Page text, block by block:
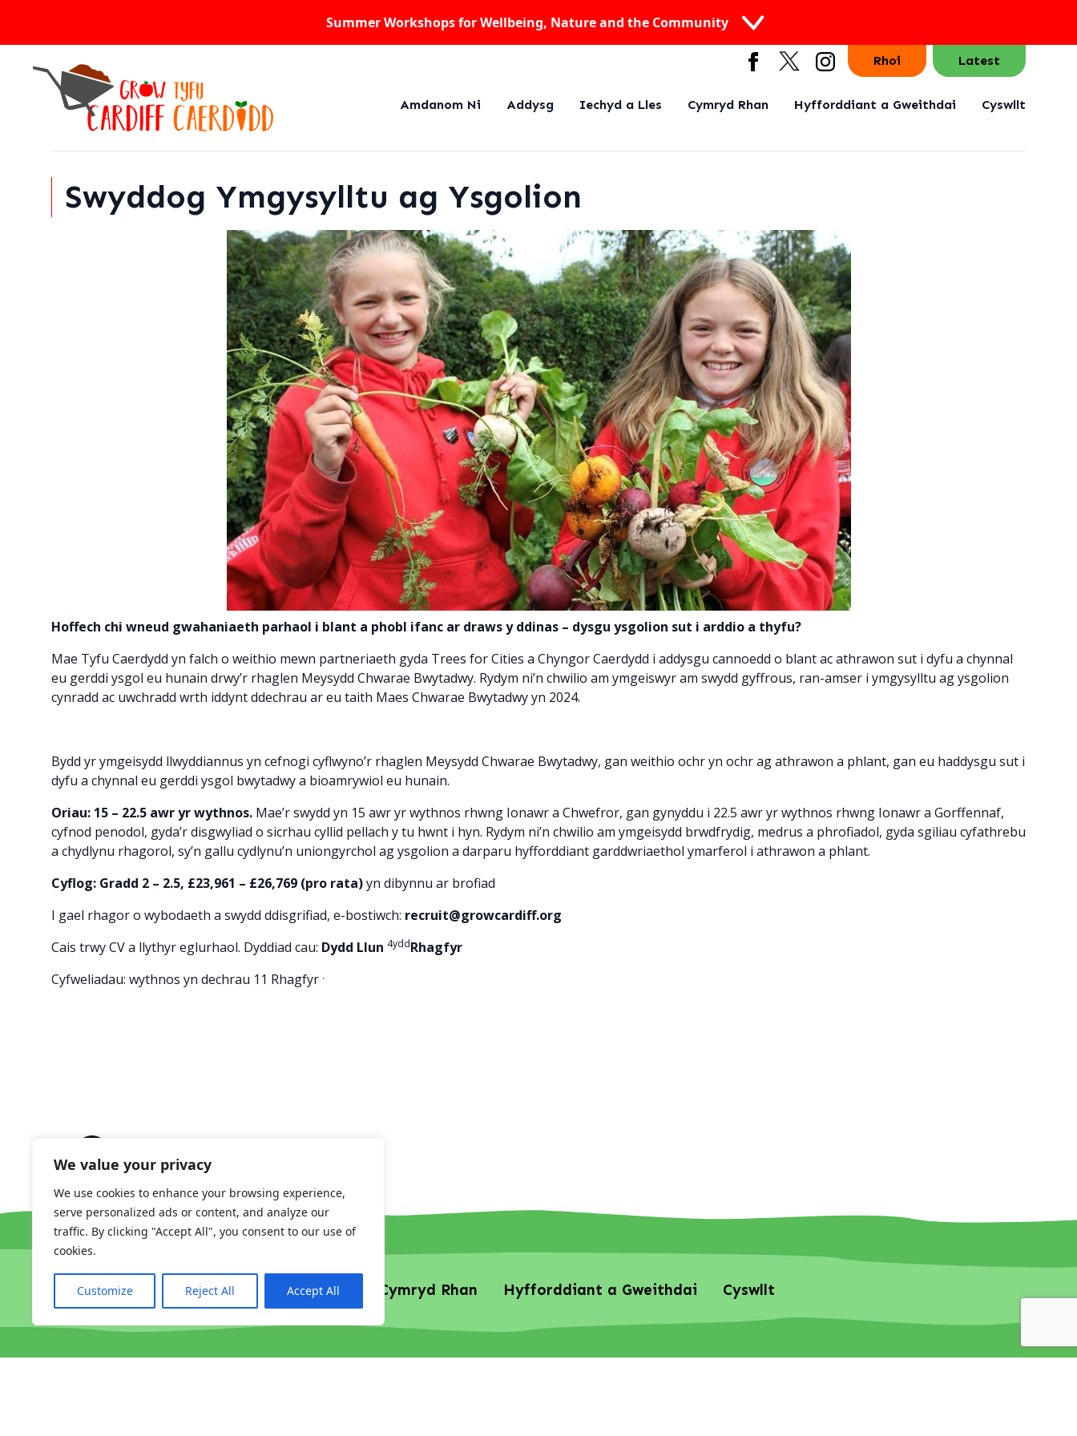
We value your privacy
We use cookies to enhance your browsing experience,
serve personalized ads or content, and analyze our
traffic. By clicking "Accept All", you consent to our use of
cookies.
Customize Reject All Accept All
Summer Workshops for Wellbeing, Nature and the Community
Rhoi Latest
Amdanom Ni Addysg Iechyd a Lles Cymryd Rhan Hyfforddiant a Gweithdai Cyswllt
Swyddog Ymgysylltu ag Ysgolion
Hoffech chi wneud gwahaniaeth parhaol i blant a phobl ifanc ar draws y ddinas – dysgu ysgolion sut i arddio a thyfu?
Mae Tyfu Caerdydd yn falch o weithio mewn partneriaeth gyda Trees for Cities a Chyngor Caerdydd i addysgu cannoedd o blant ac athrawon sut i dyfu a chynnal
eu gerddi ysgol eu hunain drwy’r rhaglen Meysydd Chwarae Bwytadwy. Rydym ni’n chwilio am ymgeiswyr am swydd gyffrous, ran-amser i ymgysylltu ag ysgolion
cynradd ac uwchradd wrth iddynt ddechrau ar eu taith Maes Chwarae Bwytadwy yn 2024.
Bydd yr ymgeisydd llwyddiannus yn cefnogi cyflwyno’r rhaglen Meysydd Chwarae Bwytadwy, gan weithio ochr yn ochr ag athrawon a phlant, gan eu haddysgu sut i
dyfu a chynnal eu gerddi ysgol bwytadwy a bioamrywiol eu hunain.
Oriau: 15 – 22.5 awr yr wythnos. Mae’r swydd yn 15 awr yr wythnos rhwng Ionawr a Chwefror, gan gynyddu i 22.5 awr yr wythnos rhwng Ionawr a Gorffennaf,
cyfnod penodol, gyda’r disgwyliad o sicrhau cyllid pellach y tu hwnt i hyn. Rydym ni’n chwilio am ymgeisydd brwdfrydig, medrus a phrofiadol, gyda sgiliau cyfathrebu
a chydlynu rhagorol, sy’n gallu cydlynu’n uniongyrchol ag ysgolion a darparu hyfforddiant garddwriaethol ymarferol i athrawon a phlant.
Cyflog: Gradd 2 – 2.5, £23,961 – £26,769 (pro rata)yn dibynnu ar brofiad
I gael rhagor o wybodaeth a swydd ddisgrifiad, e-bostiwch: recruit@growcardiff.org
Cais trwy CV a llythyr eglurhaol. Dyddiad cau: Dydd Llun 4yddRhagfyr
Cyfweliadau: wythnos yn dechrau 11 Rhagfyr .
Amdanom Ni Addysg Iechyd a Lles Cymryd Rhan Hyfforddiant a Gweithdai Cyswllt